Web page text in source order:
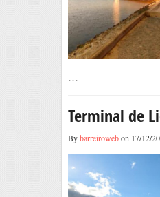
…
Terminal de
Bybarreirowebon 17/12/